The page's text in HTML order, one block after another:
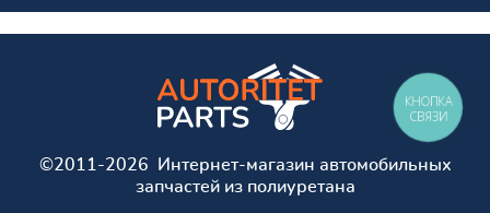
©2011-2026 Интернет-магазин автомобильных
запчастей из полиуретана
КНОПКА
СВЯЗИ